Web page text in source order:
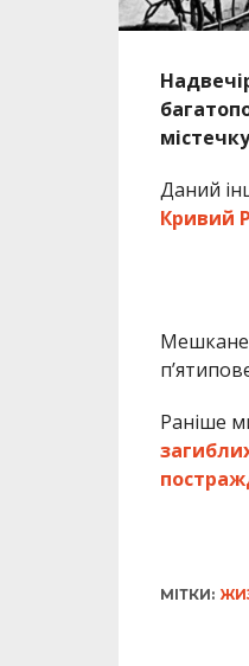
Даний
Кривий
Раніше
МІТКИ: